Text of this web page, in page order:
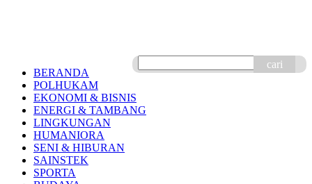
cari
BERANDA
POLHUKAM
EKONOMI & BISNIS
ENERGI & TAMBANG
LINGKUNGAN
HUMANIORA
SENI & HIBURAN
SAINSTEK
SPORTA